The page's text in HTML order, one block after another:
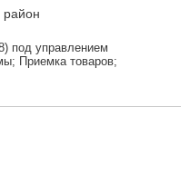
район
под управлением
Приемка товаров;